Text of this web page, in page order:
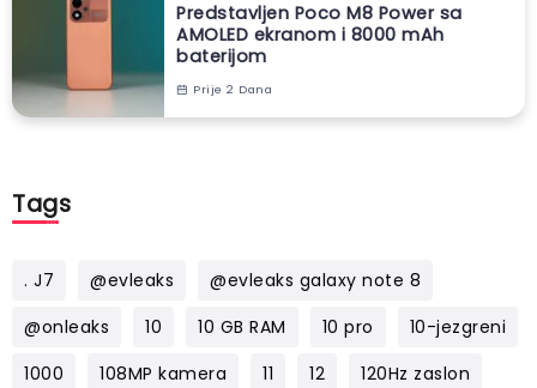
Predstavljen Poco M8 Power sa
AMOLED ekranom i 8000 mAh
baterijom
Prije 2 Dana
Tags
. J7 @evleaks
@evleaks galaxy note 8
@onleaks
10 10 GB RAM 10 pro
10-jezgreni
1000
108MP kamera 11 12
120Hz zaslon